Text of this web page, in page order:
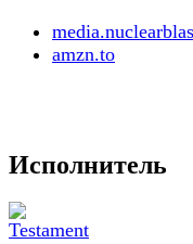
amzn.to
Исполнитель